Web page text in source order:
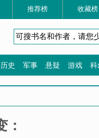
推荐榜 收藏榜
历史 军事 悬疑 游戏 科
：